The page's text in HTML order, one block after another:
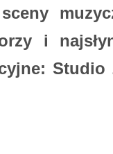
i
Studio
informacji o
sp. z o.o. i Polityka
urządzeniu
w stopce